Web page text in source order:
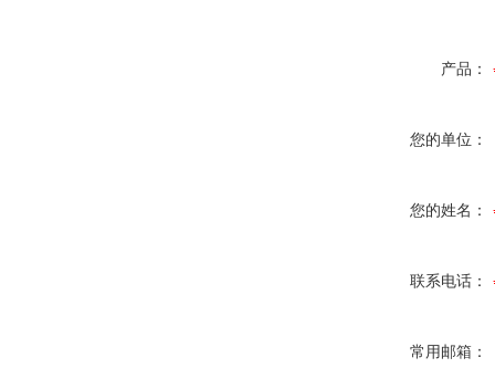
产品：
您的单位：
您的姓名：
联系电话：
常用邮箱：